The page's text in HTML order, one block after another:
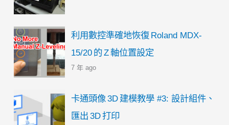
利用數控準確地恢復 Roland MDX-
15/20 的 Z 軸位置設定
7 年 ago
卡通頭像 3D 建模教學 #3: 設計組件、
匯出 3D 打印